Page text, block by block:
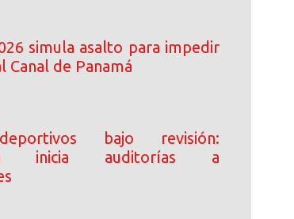
simula asalto para impedir
Canal de Panamá
bajo revisión:
inicia auditorías a